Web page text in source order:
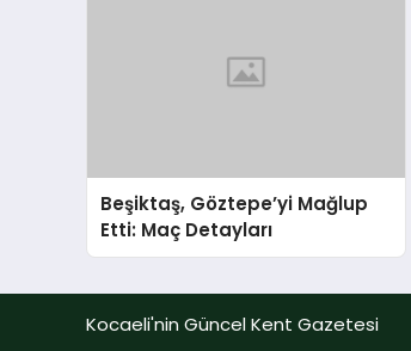
Beşiktaş, Göztepe’yi Mağlup
Etti: Maç Detayları
Kocaeli'nin Güncel Kent Gazetesi